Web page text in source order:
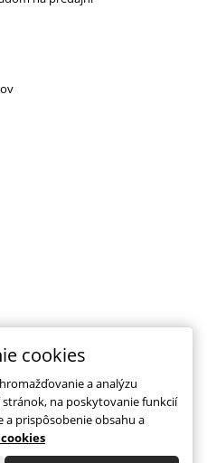
cookies
a analýzu
na poskytovanie funkcií
a prispôsobenie obsahu a